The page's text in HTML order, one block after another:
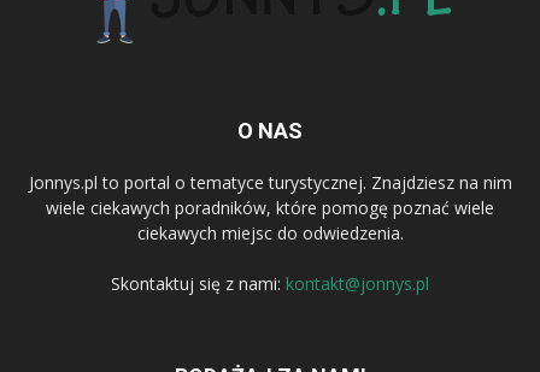
O NAS
Jonnys.pl to portal o tematyce turystycznej. Znajdziesz na nim
wiele ciekawych poradników, które pomogę poznać wiele
ciekawych miejsc do odwiedzenia.
Skontaktuj się z nami: kontakt@jonnys.pl